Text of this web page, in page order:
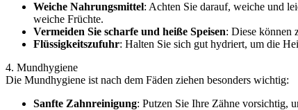
Weiche Nahrungsmittel: Achten Sie darauf, weiche und
weiche Früchte.
Vermeiden Sie scharfe und heiße Speisen: Diese können
Flüssigkeitszufuhr: Halten Sie sich gut hydriert, um die
4. Mundhygiene
Die Mundhygiene ist nach dem Fäden ziehen besonders wichtig:
Sanfte Zahnreinigung: Putzen Sie Ihre Zähne vorsichtig,